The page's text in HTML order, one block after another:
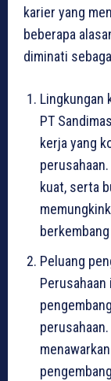
karier yang
beberapa
diminati
Lingkungan
PT
kerja yang
kuat, serta
Peluang